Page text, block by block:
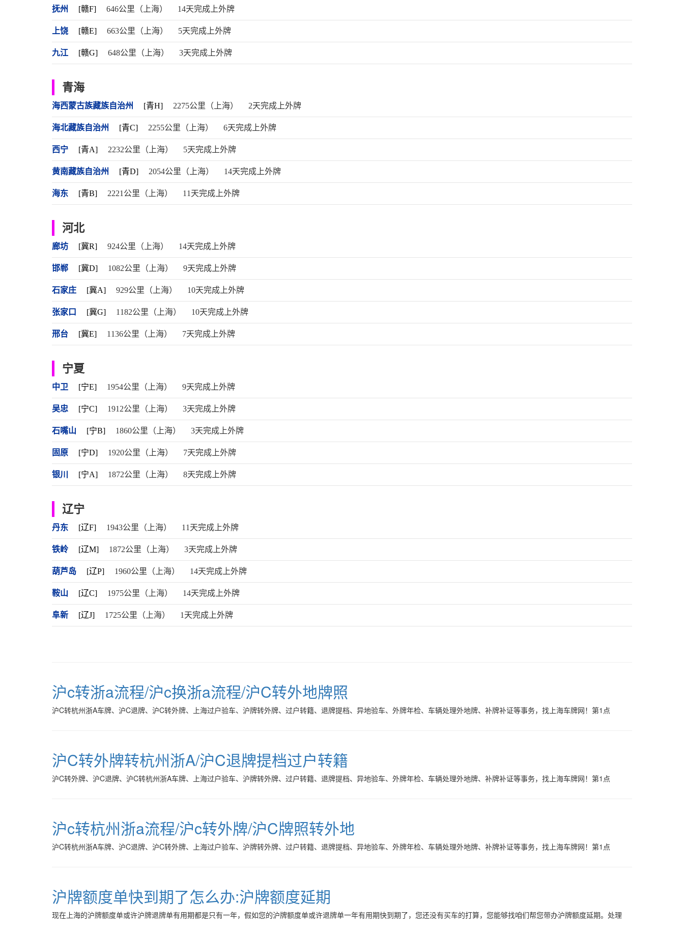
抚州 [赣F] 646公里（上海） 14天完成上外牌
上饶 [赣E] 663公里（上海） 5天完成上外牌
九江 [赣G] 648公里（上海） 3天完成上外牌
青海
海西蒙古族藏族自治州 [青H] 2275公里（上海） 2天完成上外牌
海北藏族自治州 [青C] 2255公里（上海） 6天完成上外牌
西宁 [青A] 2232公里（上海） 5天完成上外牌
黄南藏族自治州 [青D] 2054公里（上海） 14天完成上外牌
海东 [青B] 2221公里（上海） 11天完成上外牌
河北
廊坊 [冀R] 924公里（上海） 14天完成上外牌
邯郸 [冀D] 1082公里（上海） 9天完成上外牌
石家庄 [冀A] 929公里（上海） 10天完成上外牌
张家口 [冀G] 1182公里（上海） 10天完成上外牌
邢台 [冀E] 1136公里（上海） 7天完成上外牌
宁夏
中卫 [宁E] 1954公里（上海） 9天完成上外牌
吴忠 [宁C] 1912公里（上海） 3天完成上外牌
石嘴山 [宁B] 1860公里（上海） 3天完成上外牌
固原 [宁D] 1920公里（上海） 7天完成上外牌
银川 [宁A] 1872公里（上海） 8天完成上外牌
辽宁
丹东 [辽F] 1943公里（上海） 11天完成上外牌
铁岭 [辽M] 1872公里（上海） 3天完成上外牌
葫芦岛 [辽P] 1960公里（上海） 14天完成上外牌
鞍山 [辽C] 1975公里（上海） 14天完成上外牌
阜新 [辽J] 1725公里（上海） 1天完成上外牌
沪c转浙a流程/沪c换浙a流程/沪C转外地牌照
沪C转杭州浙A车牌、沪C退牌、沪C转外牌、上海过户验车、沪牌转外牌、过户转籍、退牌提档、异地验车、外牌年检、车辆处理外地牌、补牌补证等事务，找上海车牌网！第1点
沪C转外牌转杭州浙A/沪C退牌提档过户转籍
沪C转外牌、沪C退牌、沪C转杭州浙A车牌、上海过户验车、沪牌转外牌、过户转籍、退牌提档、异地验车、外牌年检、车辆处理外地牌、补牌补证等事务，找上海车牌网！第1点
沪c转杭州浙a流程/沪c转外牌/沪C牌照转外地
沪C转杭州浙A车牌、沪C退牌、沪C转外牌、上海过户验车、沪牌转外牌、过户转籍、退牌提档、异地验车、外牌年检、车辆处理外地牌、补牌补证等事务，找上海车牌网！第1点
沪牌额度单快到期了怎么办:沪牌额度延期
现在上海的沪牌额度单或许沪牌退牌单有用期都是只有一年，假如您的沪牌额度单或许退牌单一年有用期快到期了，您还没有买车的打算，您能够找咱们帮您带办沪牌额度延期。处理